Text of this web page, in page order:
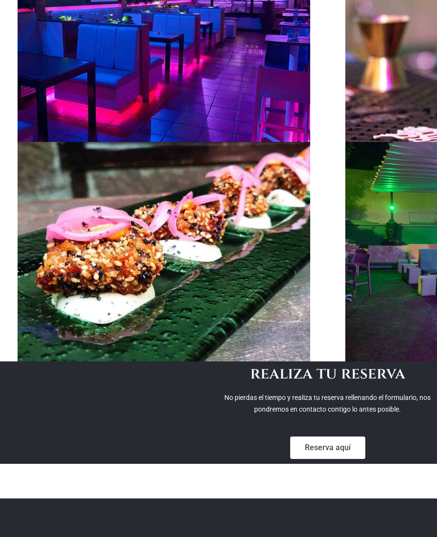
realiza tu reserva
No pierdas el tiempo y realiza tu reserva rellenando el formulario, nos
pondremos en contacto contigo lo antes posible.
Reserva aquí